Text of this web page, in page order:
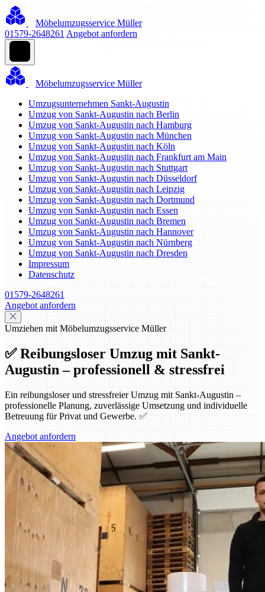
Möbelumzugsservice Müller
01579-2648261 Angebot anfordern
Möbelumzugsservice Müller
Umzugsunternehmen Sankt-Augustin
Umzug von Sankt-Augustin nach Berlin
Umzug von Sankt-Augustin nach Hamburg
Umzug von Sankt-Augustin nach München
Umzug von Sankt-Augustin nach Köln
Umzug von Sankt-Augustin nach Frankfurt am Main
Umzug von Sankt-Augustin nach Stuttgart
Umzug von Sankt-Augustin nach Düsseldorf
Umzug von Sankt-Augustin nach Leipzig
Umzug von Sankt-Augustin nach Dortmund
Umzug von Sankt-Augustin nach Essen
Umzug von Sankt-Augustin nach Bremen
Umzug von Sankt-Augustin nach Hannover
Umzug von Sankt-Augustin nach Nürnberg
Umzug von Sankt-Augustin nach Dresden
Impressum
Datenschutz
01579-2648261
Angebot anfordern
Umziehen mit Möbelumzugsservice Müller
✅ Reibungsloser Umzug mit Sankt-
Augustin – professionell & stressfrei
Ein reibungsloser und stressfreier Umzug mit Sankt-Augustin –
professionelle Planung, zuverlässige Umsetzung und individuelle
Betreuung für Privat und Gewerbe. ✅
Angebot anfordern